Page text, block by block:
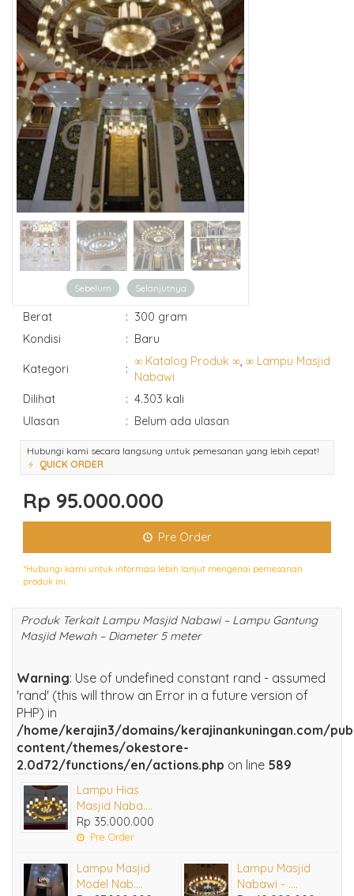
Sebelum Selanjutnya
Berat : 300 gram
Kondisi
: Baru
Kategori :
∞ Katalog Produk ∞, ∞ Lampu Masjid
Nabawi
Dilihat
: 4.303 kali
Ulasan
: Belum ada ulasan
Hubungi kami secara langsung untuk pemesanan yang lebih cepat!
QUICK ORDER
Rp 95.000.000
Pre Order
*Hubungi kami untuk informasi lebih lanjut mengenai pemesanan
produk ini.
Produk Terkait Lampu Masjid Nabawi – Lampu Gantung
Masjid Mewah – Diameter 5 meter
Warning: Use of undefined constant rand - assumed
'rand' (this will throw an Error in a future version of
PHP) in
/home/kerajin3/domains/kerajinankuningan.com/
content/themes/okestore-
2.0d72/functions/en/actions.php on line 589
Lampu Hias
Masjid Naba....
Rp 35.000.000
Pre Order
Lampu Masjid
Model Nab....
Lampu Masjid
Nabawi - ....